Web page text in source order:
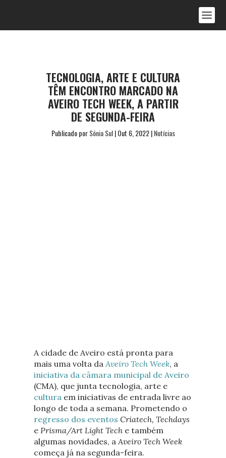
TECNOLOGIA, ARTE E CULTURA
TÊM ENCONTRO MARCADO NA
AVEIRO TECH WEEK, A PARTIR
DE SEGUNDA-FEIRA
Publicado porSónia Sul|Out 6, 2022|Notícias
A cidade de Aveiro está pronta para
mais uma volta da Aveiro Tech Week, a
iniciativa da câmara municipal de Aveiro
(CMA), que junta tecnologia, arte e
cultura em iniciativas de entrada livre ao
longo de toda a semana. Prometendo o
regresso dos eventos Criatech, Techdays
e Prisma/Art LightTeche também
algumas novidades, a Aveiro Tech Week
começa já na segunda-feira.